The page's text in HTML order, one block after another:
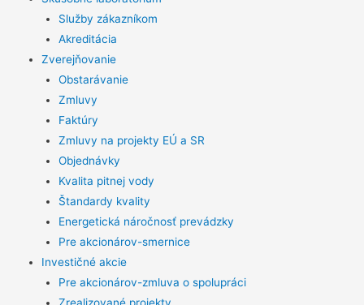
Služby zákazníkom
Akreditácia
Zverejňovanie
Obstarávanie
Zmluvy
Faktúry
Zmluvy na projekty EÚ a SR
Objednávky
Kvalita pitnej vody
Štandardy kvality
Energetická náročnosť prevádzky
Pre akcionárov-smernice
Investičné akcie
Pre akcionárov-zmluva o spolupráci